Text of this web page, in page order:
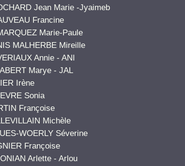
Jean Marie -Jyaimeb
Francine
Marie-Paule
MALHERBE Mireille
Annie - ANI
Marye - JAL
Irène
Sonia
Françoise
Michèle
WOERLY Séverine
Françoise
Arlette - Arlou